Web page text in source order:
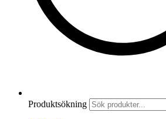
Produktsökning